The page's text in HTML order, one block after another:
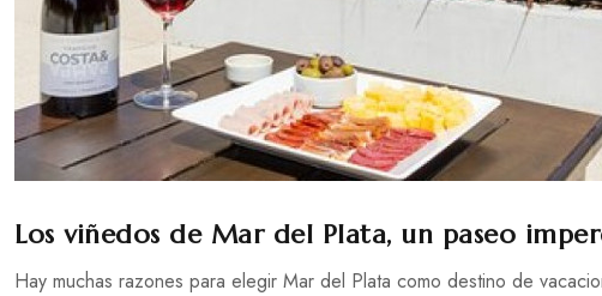
Los viñedos de Mar del Plata, un paseo
Hay muchas razones para elegir Mar del Plata como destino de